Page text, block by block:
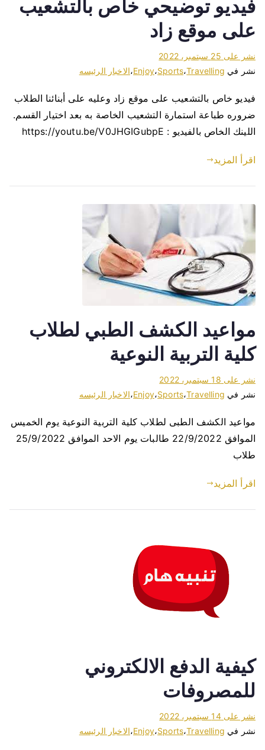
فيديو توضيحي خاص بالتشعيب
على موقع زاد
نشر على 25 سبتمبر، 2022
نشر في
Enjoy،Sports،Travelling ،الاخبار الرئيسه
فيديو خاص بالتشعيب على موقع زاد وعليه على أبنائنا الطلاب
ضروره طباعة استمارة التشعيب الخاصة به بعد اختيار القسم.
اللينك الخاص بالفيديو : https://youtu.be/V0JHGIGubpE
اقرأ المزيد
مواعيد الكشف الطبي لطلاب
كلية التربية النوعية
نشر على 18 سبتمبر، 2022
نشر في
Enjoy،Sports،Travelling ،الاخبار الرئيسه
مواعيد الكشف الطبى لطلاب كلية التربية النوعية يوم الخميس
الموافق 22/9/2022 طالبات يوم الاحد الموافق 25/9/2022
طلاب
اقرأ المزيد
كيفية الدفع الالكتروني
للمصروفات
نشر على14 سبتمبر، 2022
نشر في
Enjoy،Sports،Travelling ،الاخبار الرئيسه